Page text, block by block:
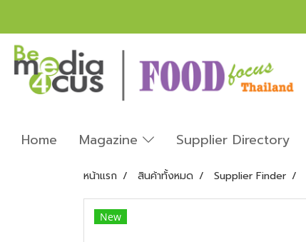
Home Magazine Supplier Directory
หน้าแรก สินค้าทั้งหมด Supplier Finder
New